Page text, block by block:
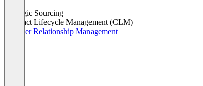
Strategic Sourcing
Contract Lifecycle Management (CLM)
Supplier Relationship Management